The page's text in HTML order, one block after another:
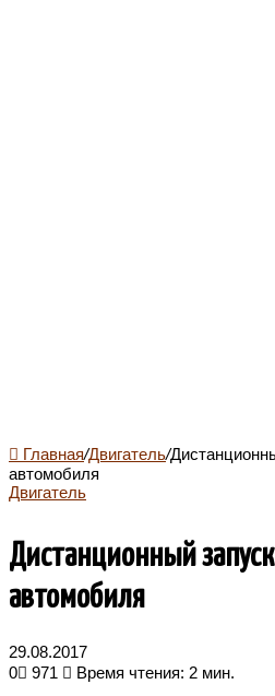
Главная/Двигатель/
автомобиля
Двигатель
Дистанционный
автомобиля
29.08.2017
0
971
Время чтения: 2 мин.